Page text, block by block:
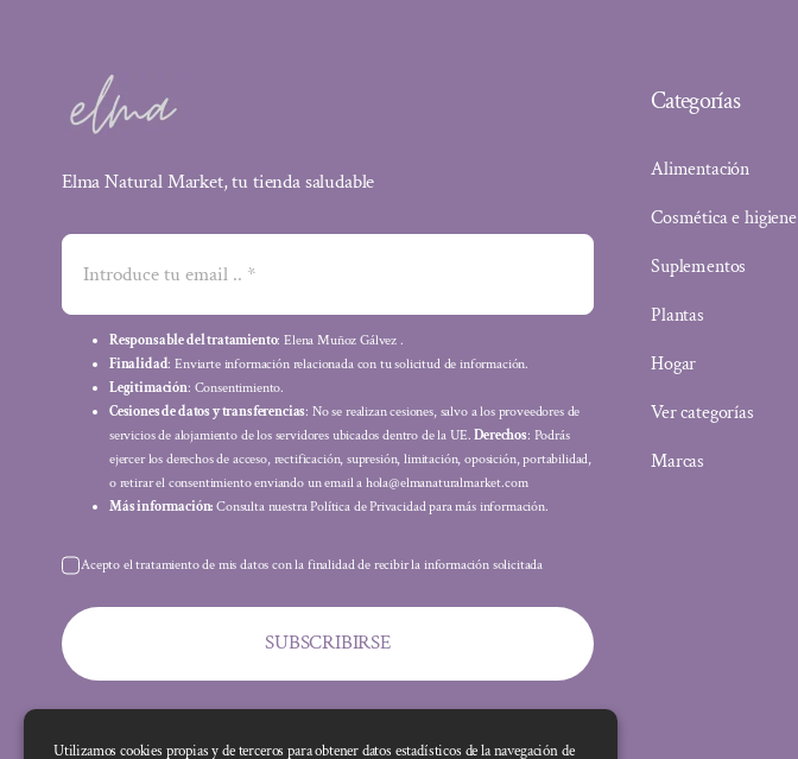
Elma Natural Market, tu tienda saludable
Responsable del tratamiento: Elena Muñoz Gálvez .
Finalidad: Enviarte información relacionada con tu solicitud de información.
Legitimación: Consentimiento.
Cesiones de datos y transferencias: No se realizan cesiones, salvo a los proveedores de
servicios de alojamiento de los servidores ubicados dentro de la UE.Derechos: Podrás
ejercer los derechos de acceso, rectificación, supresión, limitación, oposición, portabilidad,
o retirar el consentimiento enviando un email a hola@elmanaturalmarket.com
Más información: Consulta nuestra Política de Privacidad para más información.
Acepto el tratamiento de mis datos con la finalidad de recibir la información solicitada
SUBSCRIBIRSE
Categorías
Alimentación
Cosmética e higiene
Suplementos
Plantas
Hogar
Ver categorías
Marcas
Utilizamos cookies propias y de terceros para obtener datos estadísticos de la navegación de